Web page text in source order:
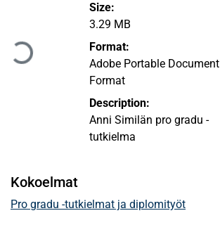
Ladataan...
Size:
3.29 MB
Format:
Adobe Portable Document
Format
Description:
Anni Similän pro gradu -
tutkielma
Kokoelmat
Pro gradu -tutkielmat ja diplomityöt